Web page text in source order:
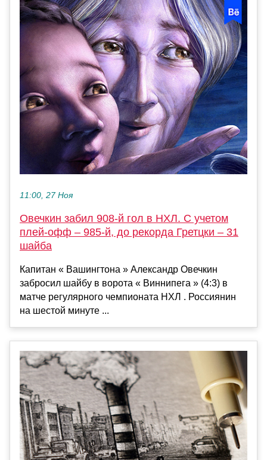
11:00, 27 Ноя
Овечкин забил 908-й гол в НХЛ. С учетом
плей-офф – 985-й, до рекорда Гретцки – 31
шайба
Капитан « Вашингтона » Александр Овечкин
забросил шайбу в ворота « Виннипега » (4:3) в
матче регулярного чемпионата НХЛ . Россиянин
на шестой минуте ...